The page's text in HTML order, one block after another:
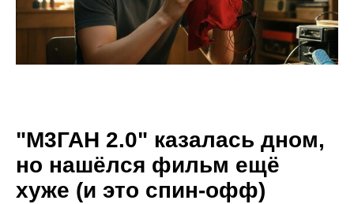
"М3ГАН 2.0" казалась дном,
но нашёлся фильм ещё
хуже (и это спин-офф)